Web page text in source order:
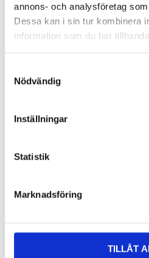
annons- och analysföretag
Dessa kan i sin tur kombinera
information som du har
Nödvändig
Inställningar
Statistik
Marknadsföring
TILLÅT
50, 5 st.